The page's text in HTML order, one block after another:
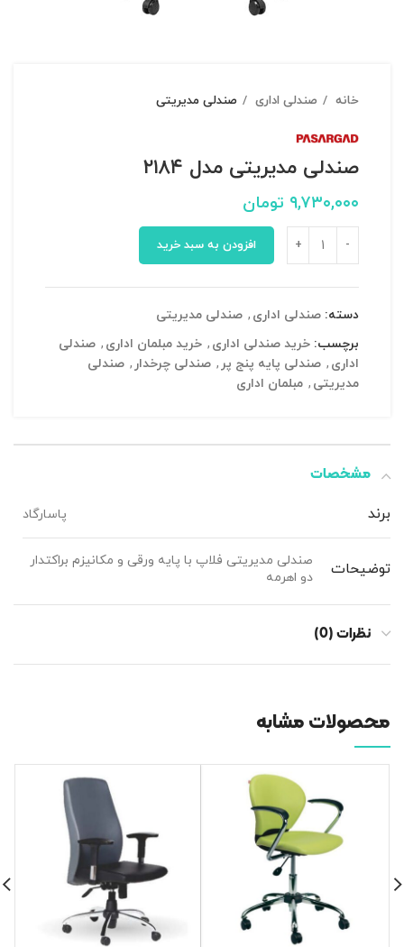
خانه صندلی اداری صندلی مدیریتی
صندلی مدیریتی مدل ۲۱۸۴
۹,۷۳۰,۰۰۰ تومان
افزودن به سبد خرید
دسته: صندلی اداری , صندلی مدیریتی
برچسب: خرید صندلی اداری , خرید مبلمان اداری , صندلی
اداری , صندلی پایه پنج پر , صندلی چرخدار , صندلی
مدیریتی , مبلمان اداری
مشخصات
برند پاسارگاد
توضیحات
صندلی مدیریتی فلاپ با پایه ورقی و مکانیزم براکتدار
دو اهرمه
نظرات (0)
محصولات مشابه